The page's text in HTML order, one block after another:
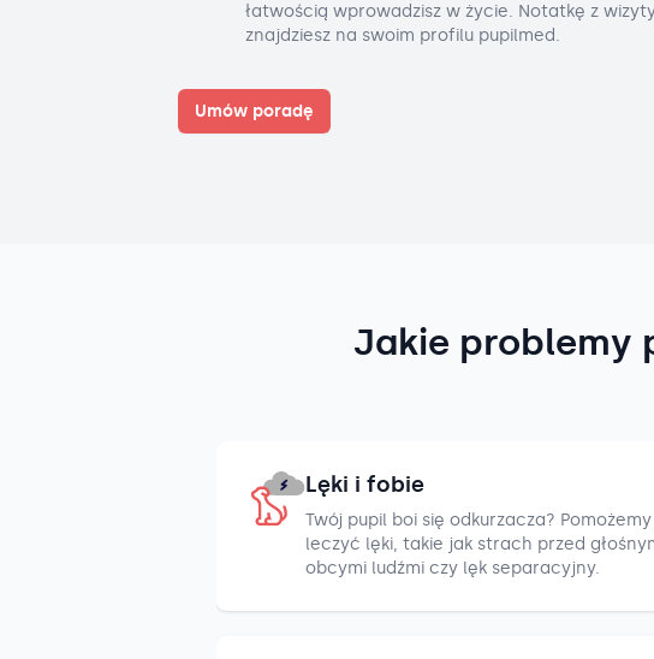
łatwością wprowadzisz w życie. Notatkę z
znajdziesz na swoim profilu pupilmed.
Umów poradę
Jakie problemy
Lęki i fobie
Twój pupil boi się odkurzacza?
leczyć lęki, takie jak strach przed
obcymi ludźmi czy lęk separacyjny.